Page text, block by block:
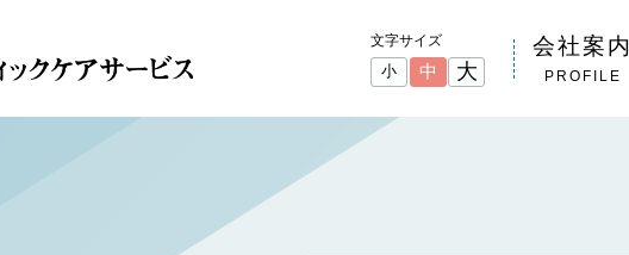
文字サイズ
小 中 大
会社案内
PROFILE